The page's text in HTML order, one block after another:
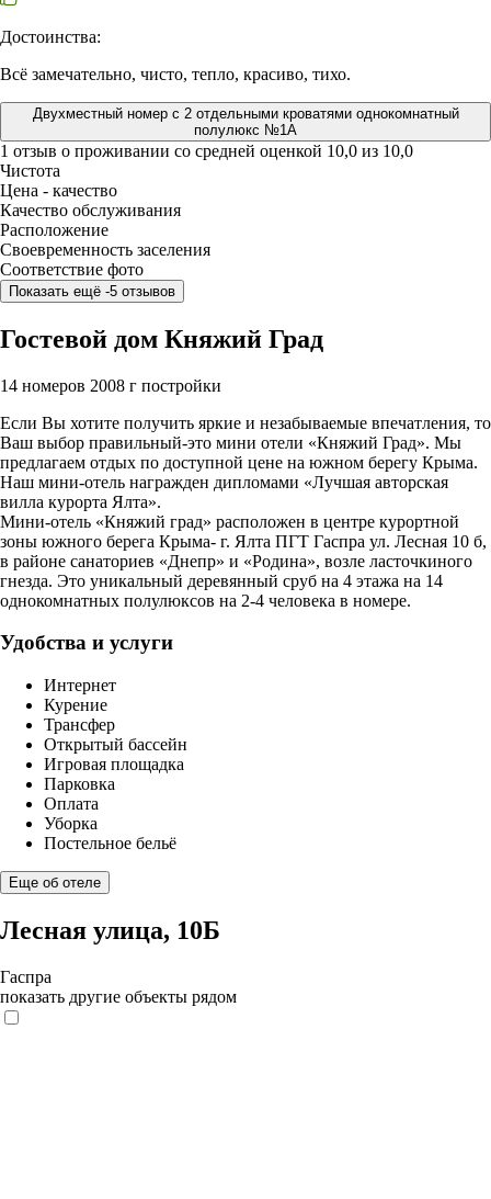
Достоинства:
Всё замечательно, чисто, тепло, красиво, тихо.
Двухместный номер с 2 отдельными кроватями однокомнатный
полулюкс №1А
1 отзыв о проживании со средней оценкой 10,0 из 10,0
Чистота
Цена - качество
Качество обслуживания
Расположение
Своевременность заселения
Соответствие фото
Показать ещё -5 отзывов
Гостевой дом Княжий Град
14 номеров 2008 г постройки
Если Вы хотите получить яркие и незабываемые впечатления, то
Ваш выбор правильный-это мини отели «Княжий Град». Мы
предлагаем отдых по доступной цене на южном берегу Крыма.
Наш мини-отель награжден дипломами «Лучшая авторская
вилла курорта Ялта».
Мини-отель «Княжий град» расположен в центре курортной
зоны южного берега Крыма- г. Ялта ПГТ Гаспра ул. Лесная 10 б,
в районе санаториев «Днепр» и «Родина», возле ласточкиного
гнезда. Это уникальный деревянный сруб на 4 этажа на 14
однокомнатных полулюксов на 2-4 человека в номере.
Удобства и услуги
Интернет
Курение
Трансфер
Открытый бассейн
Игровая площадка
Парковка
Оплата
Уборка
Постельное бельё
Еще об отеле
Лесная улица, 10Б
Гаспра
показать другие объекты рядом